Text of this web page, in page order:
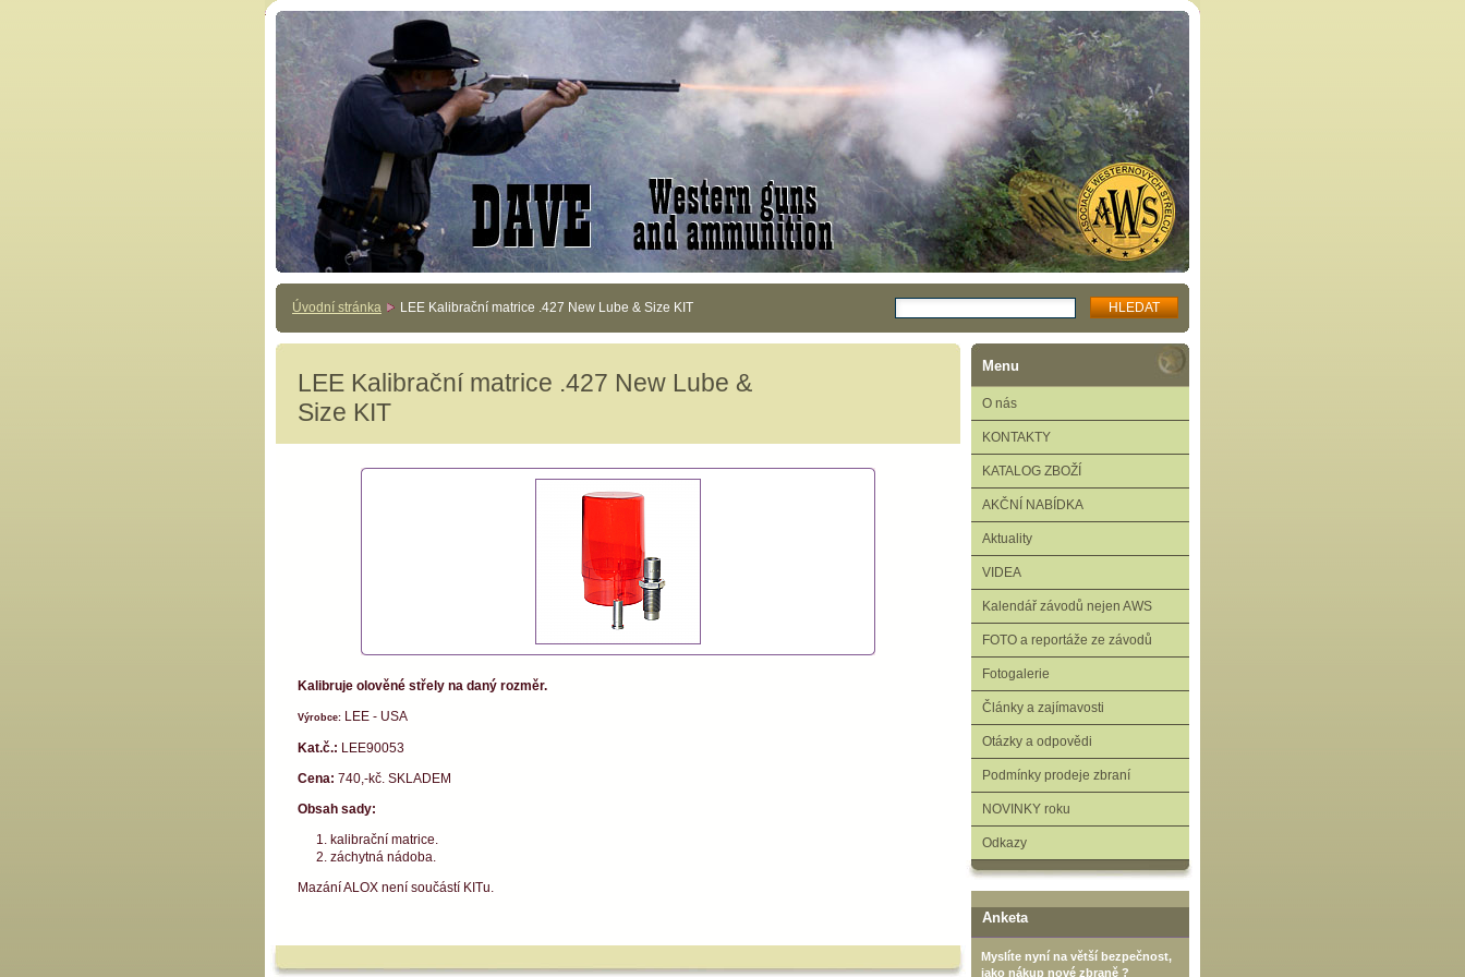
Úvodní stránka LEE Kalibrační matrice .427 New Lube & Size KIT
LEE Kalibrační matrice .427 New Lube &
Size KIT
Kalibruje olověné střely na daný rozměr.
Výrobce: LEE - USA
Kat.č.: LEE90053
Cena: 740,-kč. SKLADEM
Obsah sady:
kalibrační matrice.
záchytná nádoba.
Mazání ALOX není součástí KITu.
Menu
O nás
KONTAKTY
KATALOG ZBOŽÍ
AKČNÍ NABÍDKA
Aktuality
VIDEA
Kalendář závodů nejen AWS
FOTO a reportáže ze závodů
Fotogalerie
Články a zajímavosti
Otázky a odpovědi
Podmínky prodeje zbraní
NOVINKY roku
Odkazy
Anketa
Myslíte nyní na větší bezpečnost,
jako nákup nové zbraně ?